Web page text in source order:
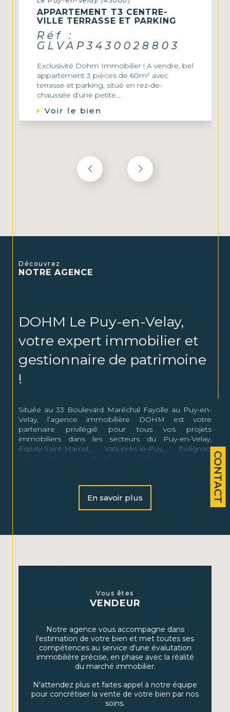
CONTACT
APPARTEMENT T3 CENTRE-
VILLE TERRASSE ET PARKING
Réf :
GLVAP3430028803
Exclusivité Dohm Immobilier ! A vendre, bel
appartement 3 pièces de 60m² avec
terrasse et parking, situé en rez-de-
chaussée d’une petite...
Voir le bien
Découvrez
NOTRE AGENCE
DOHM Le Puy-en-Velay,
votre expert immobilier et
gestionnaire de patrimoine
!
Située au 33 Boulevard Maréchal Fayolle au Puy-en-
Velay, l’agence immobilière DOHM est votre
partenaire privilégié pour tous vos projets
immobiliers dans les secteurs du Puy-en-Velay,
Espaly-Saint-Marcel, Vals-près-le-Puy, Polignac,
Notre équipe dynamique vous accompagne dans la
vente, l’achat et la location de biens immobiliers, ainsi
que dans la gestion locative. Nous vous offrons
investissements et assurer votre avenir financier.
Nos services
expertise pour vendre rapidement ou dénicher le
bien parfait, que ce soit pour une résidence
Location :Découvrez une large sélection de maisons
et d’appartements à louer dans les secteurs que nous
couvrons.
Gestion locative :Nous assurons la gestion complète
de votre bien, incluant la recherche de locataires, la
gestion des baux et l'entretien du bien.
En savoir plus
Vous êtes
VENDEUR
Notre agence vous accompagne dans
l'estimation de votre bien et met toutes ses
compétences au service d'une évalutation
immobilière précise, en phase avec la réalité
du marché immobilier.
N'attendez plus et faites appel à notre équipe
pour concrétiser la vente de votre bien par nos
soins.